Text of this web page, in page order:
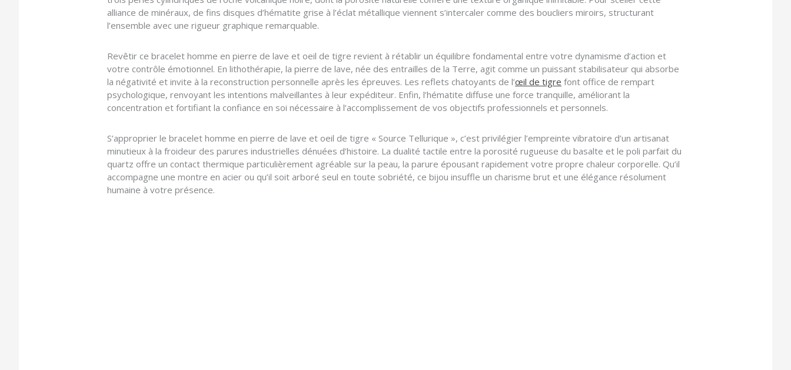
alliance de minéraux, de fins disques d’hématite grise à l’éclat métallique viennent s’intercaler comme des boucliers miroirs, structurant
l’ensemble avec une rigueur graphique remarquable.
Revêtir ce bracelet homme en pierre de lave et oeil de tigre revient à rétablir un équilibre fondamental entre votre dynamisme d’action et
votre contrôle émotionnel. En lithothérapie, la pierre de lave, née des entrailles de la Terre, agit comme un puissant stabilisateur qui absorbe
la négativité et invite à la reconstruction personnelle après les épreuves. Les reflets chatoyants de l’œil de tigre font office de rempart
psychologique, renvoyant les intentions malveillantes à leur expéditeur. Enfin, l’hématite diffuse une force tranquille, améliorant la
concentration et fortifiant la confiance en soi nécessaire à l’accomplissement de vos objectifs professionnels et personnels.
S’approprier le bracelet homme en pierre de lave et oeil de tigre « Source Tellurique », c’est privilégier l’empreinte vibratoire d’un artisanat
minutieux à la froideur des parures industrielles dénuées d’histoire. La dualité tactile entre la porosité rugueuse du basalte et le poli parfait du
quartz offre un contact thermique particulièrement agréable sur la peau, la parure épousant rapidement votre propre chaleur corporelle. Qu’il
accompagne une montre en acier ou qu’il soit arboré seul en toute sobriété, ce bijou insuffle un charisme brut et une élégance résolument
humaine à votre présence.